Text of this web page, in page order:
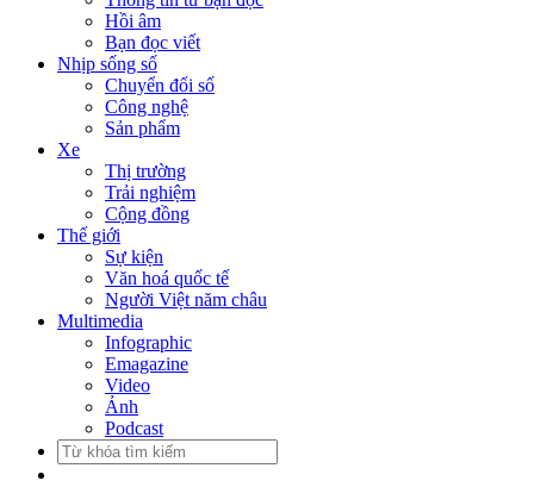
Hồi âm
Bạn đọc viết
Nhịp sống số
Chuyển đổi số
Công nghệ
Sản phẩm
Xe
Thị trường
Trải nghiệm
Cộng đồng
Thế giới
Sự kiện
Văn hoá quốc tế
Người Việt năm châu
Multimedia
Infographic
Emagazine
Video
Ảnh
Podcast